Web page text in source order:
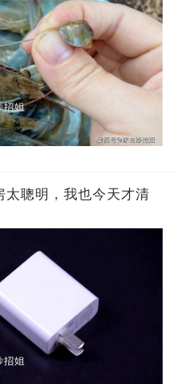
太聰明，我也今天才清